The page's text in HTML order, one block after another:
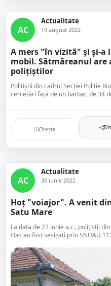
AC
Actualitate
19 august 2022
A mers "în vizită" și și-a
mobil. Sătmăreanul are
polițiștilor
Polițiștii din cadrul Secției Poliție
cercetări față de un bărbat, de 34
Citește
AC
Actualitate
30 iunie 2022
Hoț "voiajor". A venit
Satu Mare
La data de 27 iunie a.c., polițiștii
Oaș au fost sesizați prin SNUAU